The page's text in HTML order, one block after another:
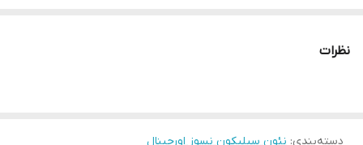
نظرات
دسته‌بندی: نئون سیلیکون نسوز اورجینال